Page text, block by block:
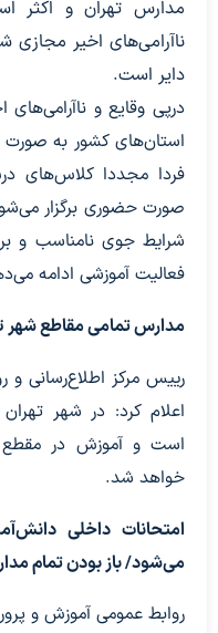
مدارس تهران و اکثر
دایر است.
درپی وقایع و
استان‌های کشور به صورت
فردا مجددا کلاس‌های
صورت حضوری برگزار
شرایط جوی نامناسب و
فعالیت آموزشی ادامه
مدارس تمامی مقاطع شهر
رییس مرکز اطلاع‌رسانی
اعلام کرد: در شهر
است و آموزش در مقطع
خواهد شد.
امتحانات داخلی
می‌شود/ باز بودن تمام
روابط عمومی آموزش و